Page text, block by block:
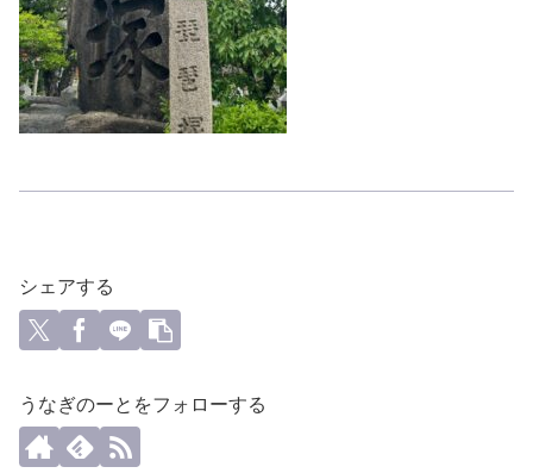
シェアする
うなぎのーとをフォローする